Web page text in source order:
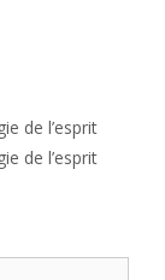
de l’esprit
de l’esprit